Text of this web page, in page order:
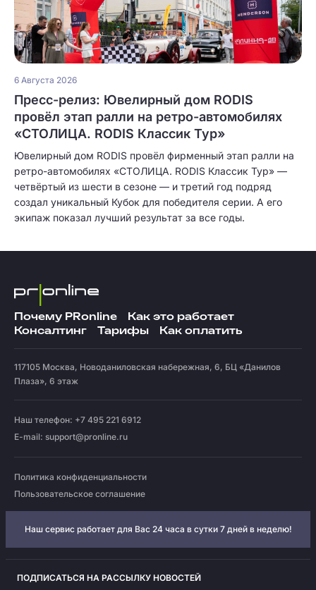
6 Августа 2026
Пресс-релиз: Ювелирный дом RODIS
провёл этап ралли на ретро-автомобилях
«СТОЛИЦА. RODIS Классик Тур»
Ювелирный дом RODIS провёл фирменный этап ралли на
ретро-автомобилях «СТОЛИЦА. RODIS Классик Тур» —
четвёртый из шести в сезоне — и третий год подряд
создал уникальный Кубок для победителя серии. А его
экипаж показал лучший результат за все годы.
Почему PRonline
Как это работает
Консалтинг
Тарифы Как оплатить
117105 Москва, Новоданиловская набережная, 6, БЦ «Данилов
Плаза», 6 этаж
Наш телефон: +7 495 221 6912
E-mail: support@pronline.ru
Политика конфиденциальности
Пользовательское соглашение
Наш сервис работает для Вас 24 часа в сутки 7 дней в неделю!
ПОДПИСАТЬСЯ НА РАССЫЛКУ НОВОСТЕЙ